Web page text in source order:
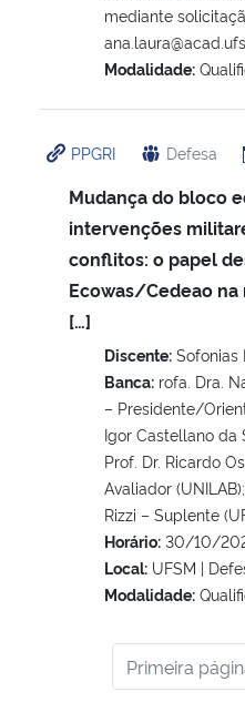
mediante
Modalidade:
PPGRI Defesa
Mudança do bloco
intervenções
conflitos: o papel
Ecowas/Cedeao na
[…]
Discente: Sofonias
Banca: rofa. Dra.
– Presidente/
Igor Castellano da
Prof. Dr. Ricardo
Avaliador
Rizzi – Suplente
Horário: 30/10/
Local: UFSM |
Modalidade:
Primeira